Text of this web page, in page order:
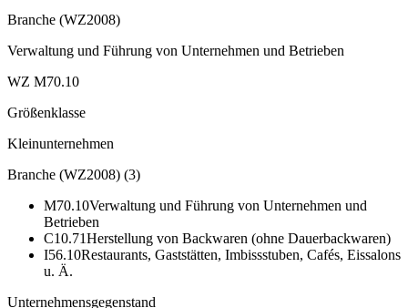
Branche (WZ2008)
Verwaltung und Führung von Unternehmen und Betrieben
WZ M70.10
Größenklasse
Kleinunternehmen
Branche (WZ2008) (3)
M70.10Verwaltung und Führung von Unternehmen und
Betrieben
C10.71Herstellung von Backwaren (ohne Dauerbackwaren)
I56.10Restaurants, Gaststätten, Imbissstuben, Cafés, Eissalons
u. Ä.
Unternehmensgegenstand